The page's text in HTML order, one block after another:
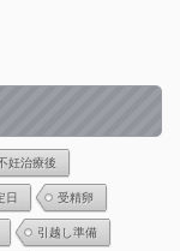
妊治療後
日 受精卵
引越し準備